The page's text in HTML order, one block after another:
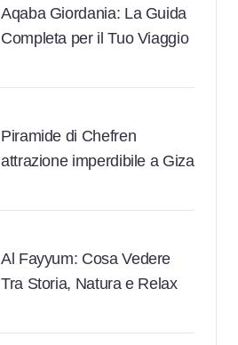
Aqaba Giordania: La Guida
Completa per il Tuo Viaggio
Piramide di Chefren
attrazione imperdibile a Giza
Al Fayyum: Cosa Vedere
Tra Storia, Natura e Relax